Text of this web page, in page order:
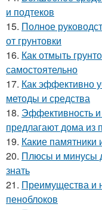
и подтеков
15. Полное
от грунтовки
16. Как отмыть
самостоятельно
17. Как эффективно
методы и средства
18. Эффективность
предлагают дома из
19. Какие памятники
20. Плюсы и минусы
знать
21. Преимущества и
пеноблоков